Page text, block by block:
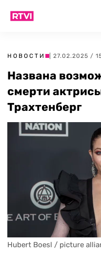
НОВОСТИ | 27.02.2025 /
Названа
смерти
Трахтенберг
Hubert Boesl / picture